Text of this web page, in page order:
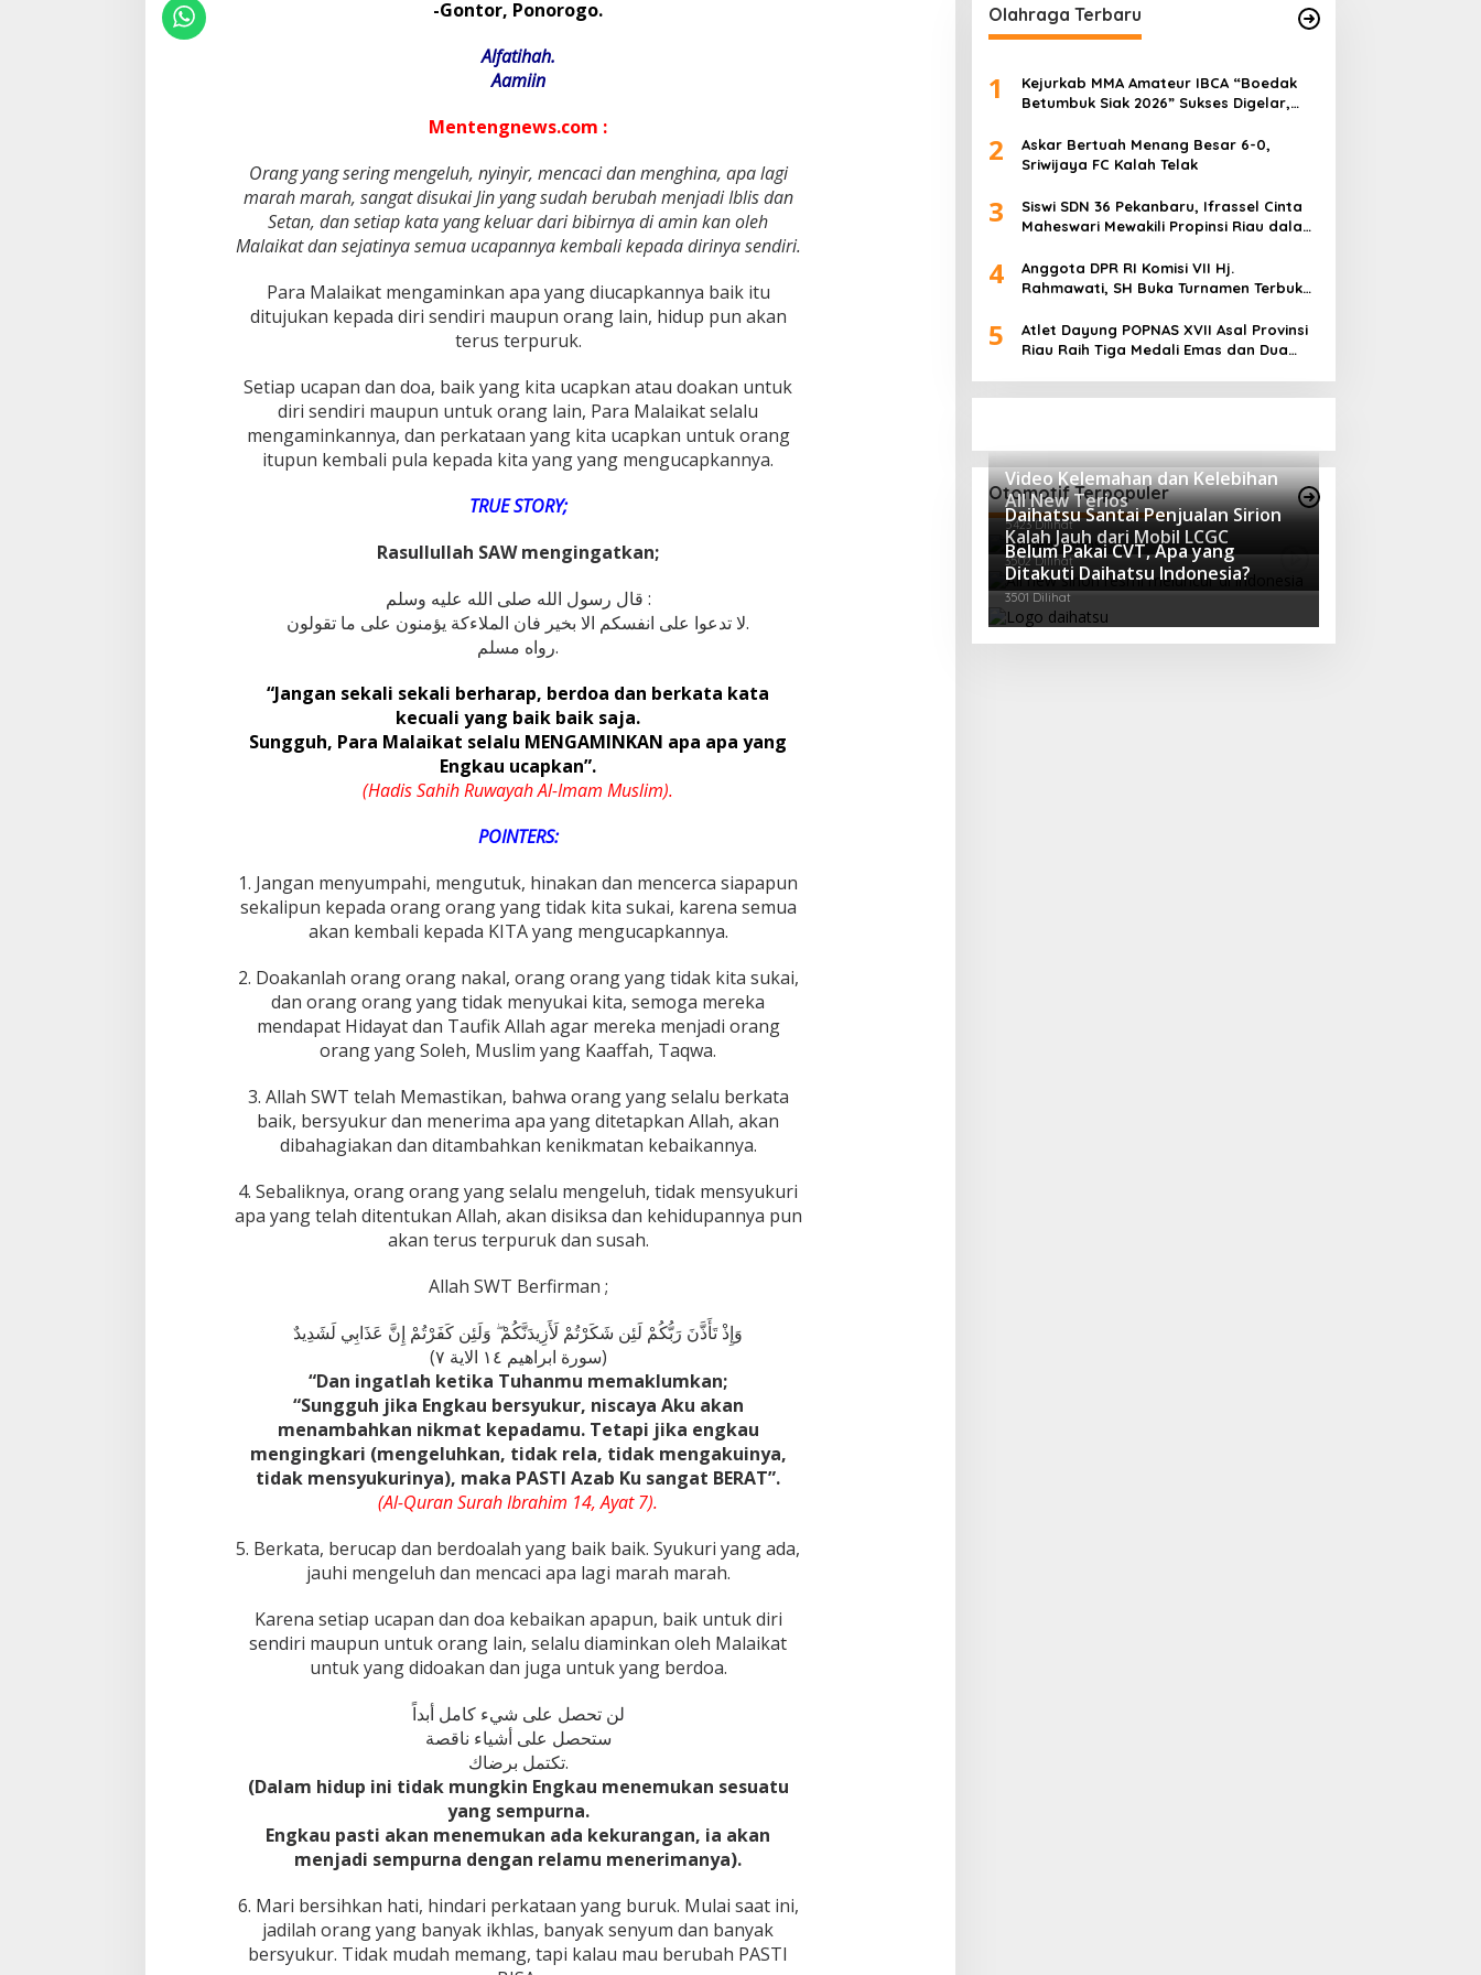
-Gontor, Ponorogo.
Alfatihah.
Aamiin
Mentengnews.com :
Orang yang sering mengeluh, nyinyir, mencaci dan menghina, apa lagi
marah marah, sangat disukai Jin yang sudah berubah menjadi Iblis dan
Setan, dan setiap kata yang keluar dari bibirnya di amin kan oleh
Malaikat dan sejatinya semua ucapannya kembali kepada dirinya sendiri.
Para Malaikat mengaminkan apa yang diucapkannya baik itu
ditujukan kepada diri sendiri maupun orang lain, hidup pun akan
terus terpuruk.
Setiap ucapan dan doa, baik yang kita ucapkan atau doakan untuk
diri sendiri maupun untuk orang lain, Para Malaikat selalu
mengaminkannya, dan perkataan yang kita ucapkan untuk orang
itupun kembali pula kepada kita yang yang mengucapkannya.
TRUE STORY;
Rasullullah SAW mengingatkan;
قال رسول الله صلى الله عليه وسلم :
لا تدعوا على انفسكم الا بخير فان الملاءكة يؤمنون على ما تقولون.
رواه مسلم.
“Jangan sekali sekali berharap, berdoa dan berkata kata
kecuali yang baik baik saja.
Sungguh, Para Malaikat selalu MENGAMINKAN apa apa yang
Engkau ucapkan”.
(Hadis Sahih Ruwayah Al-Imam Muslim).
POINTERS:
1. Jangan menyumpahi, mengutuk, hinakan dan mencerca siapapun
sekalipun kepada orang orang yang tidak kita sukai, karena semua
akan kembali kepada KITA yang mengucapkannya.
2. Doakanlah orang orang nakal, orang orang yang tidak kita sukai,
dan orang orang yang tidak menyukai kita, semoga mereka
mendapat Hidayat dan Taufik Allah agar mereka menjadi orang
orang yang Soleh, Muslim yang Kaaffah, Taqwa.
3. Allah SWT telah Memastikan, bahwa orang yang selalu berkata
baik, bersyukur dan menerima apa yang ditetapkan Allah, akan
dibahagiakan dan ditambahkan kenikmatan kebaikannya.
4. Sebaliknya, orang orang yang selalu mengeluh, tidak mensyukuri
apa yang telah ditentukan Allah, akan disiksa dan kehidupannya pun
akan terus terpuruk dan susah.
Allah SWT Berfirman ;
وَإِذْ تَأَذَّنَ رَبُّكُمْ لَئِن شَكَرْتُمْ لَأَزِيدَنَّكُمْ ۖ وَلَئِن كَفَرْتُمْ إِنَّ عَذَابِي لَشَدِيدٌ
(سورة ابراهيم ١٤ الاية ٧)
“Dan ingatlah ketika Tuhanmu memaklumkan;
“Sungguh jika Engkau bersyukur, niscaya Aku akan
menambahkan nikmat kepadamu. Tetapi jika engkau
mengingkari (mengeluhkan, tidak rela, tidak mengakuinya,
tidak mensyukurinya), maka PASTI Azab Ku sangat BERAT”.
(Al-Quran Surah Ibrahim 14, Ayat 7).
5. Berkata, berucap dan berdoalah yang baik baik. Syukuri yang ada,
jauhi mengeluh dan mencaci apa lagi marah marah.
Karena setiap ucapan dan doa kebaikan apapun, baik untuk diri
sendiri maupun untuk orang lain, selalu diaminkan oleh Malaikat
untuk yang didoakan dan juga untuk yang berdoa.
لن تحصل على شيء كامل أبداً
ستحصل على أشياء ناقصة
تكتمل برضاك.
(Dalam hidup ini tidak mungkin Engkau menemukan sesuatu
yang sempurna.
Engkau pasti akan menemukan ada kekurangan, ia akan
menjadi sempurna dengan relamu menerimanya).
6. Mari bersihkan hati, hindari perkataan yang buruk. Mulai saat ini,
jadilah orang yang banyak ikhlas, banyak senyum dan banyak
bersyukur. Tidak mudah memang, tapi kalau mau berubah PASTI
Olahraga Terbaru
1
Kejurkab MMA Amateur IBCA “Boedak
Betumbuk Siak 2026” Sukses Digelar,
2
Askar Bertuah Menang Besar 6-0,
Sriwijaya FC Kalah Telak
3
Siswi SDN 36 Pekanbaru, Ifrassel Cinta
Maheswari Mewakili Propinsi Riau dalam
Senam Putri
4
Anggota DPR RI Komisi VII Hj.
Rahmawati, SH Buka Turnamen Terbuka
Wanita di Kalimantan Utara
5
Atlet Dayung POPNAS XVII Asal Provinsi
Riau Raih Tiga Medali Emas dan Dua
Otomotif Terpopuler
Video Kelemahan dan Kelebihan
All New Terios
5423 Dilihat
Daihatsu Santai Penjualan Sirion
Kalah Jauh dari Mobil LCGC
3502 Dilihat
Belum Pakai CVT, Apa yang
Ditakuti Daihatsu Indonesia?
3501 Dilihat